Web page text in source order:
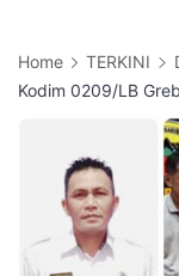
Home TERKINI
Kodim 0209/LB